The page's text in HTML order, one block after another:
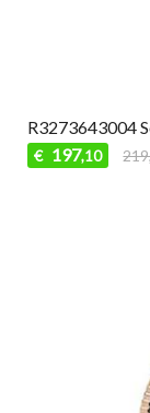
R3273643004
€ 197,10